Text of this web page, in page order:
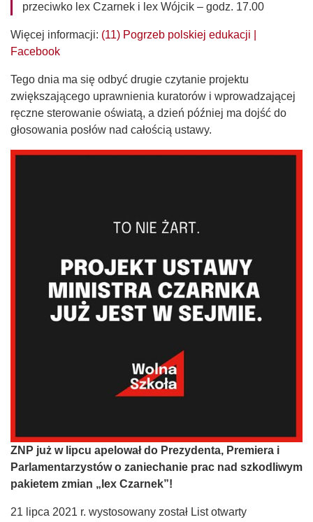
przeciwko lex Czarnek i lex Wójcik – godz. 17.00
Więcej informacji: (11) Pogrzeb polskiej edukacji |
Facebook
Tego dnia ma się odbyć drugie czytanie projektu
zwiększającego uprawnienia kuratorów i wprowadzającej
ręczne sterowanie oświatą, a dzień później ma dojść do
głosowania posłów nad całością ustawy.
ZNP już w lipcu apelował do Prezydenta, Premiera i
Parlamentarzystów o zaniechanie prac nad szkodliwym
pakietem zmian „lex Czarnek”!
21 lipca 2021 r. wystosowany został List otwarty